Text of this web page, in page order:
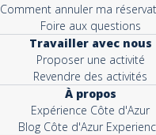
Comment annuler ma
Foire aux questions
Travailler avec nous
Proposer une activité
Revendre des activités
À propos
Expérience Côte d'Azur
Blog Côte d'Azur